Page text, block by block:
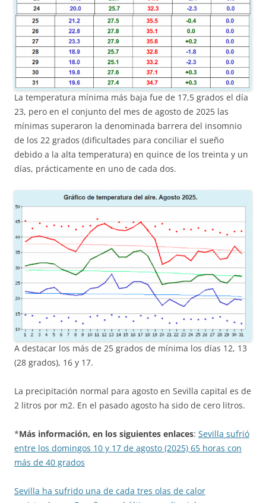
La temperatura mínima más baja fue de 17,5 grados el día
23, pero en el conjunto del mes de agosto de 2025 las
mínimas superaron la denominada barrera del insomnio
de los 22 grados (dificultades para conciliar el sueño
debido a la alta temperatura) en quince de los treinta y un
días, prácticamente en uno de cada dos.
A destacar los más de 25 grados de mínima los días 12, 13
(28 grados), 16 y 17.
La precipitación normal para agosto en Sevilla capital es de
2 litros por m2. En el pasado agosto ha sido de cero litros.
*Más información, en los siguientes enlaces: Sevilla sufrió
entre los domingos 10 y 17 de agosto (2025) 65 horas con
más de 40 grados
Sevilla ha sufrido una de cada tres olas de calor